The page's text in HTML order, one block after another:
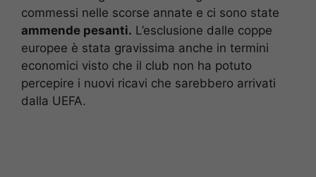
commessi nelle scorse annate e ci sono state
ammende pesanti. L’esclusione dalle coppe
europee è stata gravissima anche in termini
economici visto che il club non ha potuto
percepire i nuovi ricavi che sarebbero arrivati
dalla UEFA.